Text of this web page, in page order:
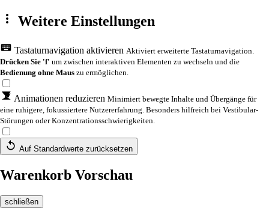
Weitere Einstellungen
Tastaturnavigation aktivieren Aktiviert erweiterte Tastaturnavigation.
Drücken Sie 'f' um zwischen interaktiven Elementen zu wechseln und die
Bedienung ohne Maus zu ermöglichen.
Animationen reduzieren Minimiert bewegte Inhalte und Übergänge für
eine ruhigere, fokussiertere Nutzererfahrung. Besonders hilfreich bei Vestibular-
Störungen oder Konzentrationsschwierigkeiten.
Auf Standardwerte zurücksetzen
Warenkorb Vorschau
schließen